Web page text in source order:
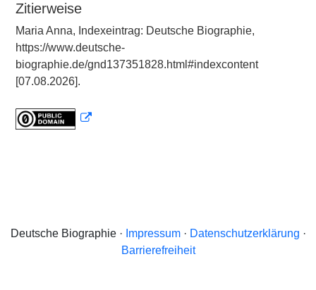
Zitierweise
Maria Anna, Indexeintrag: Deutsche Biographie,
https://www.deutsche-
biographie.de/gnd137351828.html#indexcontent
[07.08.2026].
Deutsche Biographie · Impressum· Datenschutzerklärung ·
Barrierefreiheit